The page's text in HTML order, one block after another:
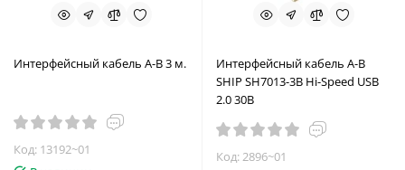
Интерфейсный кабель A-B 3 м.
Код: 13192~01
Интерфейсный кабель A-B
SHIP SH7013-3B Hi-Speed USB
2.0 30В
Код: 2896~01